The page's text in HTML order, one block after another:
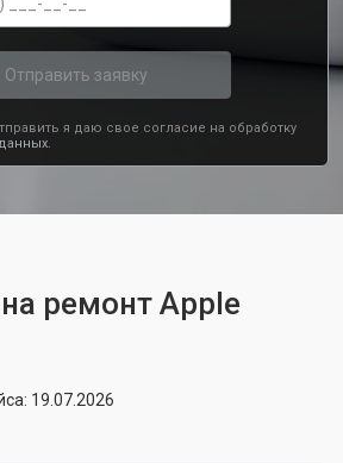
Отправить заявку
я даю свое согласие на обработку
ремонт Apple
19.07.2026